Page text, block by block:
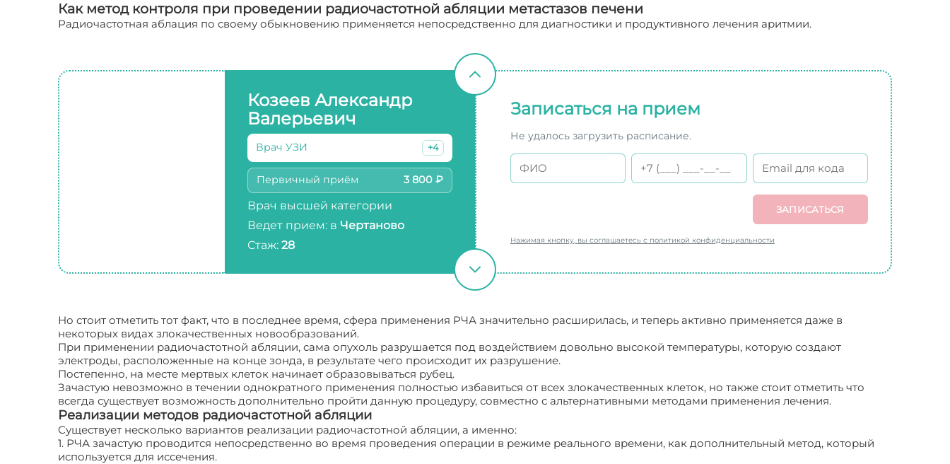
Как метод контроля при проведении радиочастотной абляции метастазов печени
Радиочастотная аблация по своему обыкновению применяется непосредственно для диагностики и продуктивного лечения аритмии.
Козеев Александр
Валерьевич
Врач УЗИ +4
Первичный приём 3 800 ₽
Врач высшей категории
Ведет прием: в Чертаново
Стаж: 28
Записаться на прием
Не удалось загрузить расписание.
ЗАПИСАТЬСЯ
Нажимая кнопку, вы соглашаетесь с политикой конфиденциальности
Но стоит отметить тот факт, что в последнее время, сфера применения РЧА значительно расширилась, и теперь активно применяется даже в
некоторых видах злокачественных новообразований.
При применении радиочастотной абляции, сама опухоль разрушается под воздействием довольно высокой температуры, которую создают
электроды, расположенные на конце зонда, в результате чего происходит их разрушение.
Постепенно, на месте мертвых клеток начинает образовываться рубец.
Зачастую невозможно в течении однократного применения полностью избавиться от всех злокачественных клеток, но также стоит отметить что
всегда существует возможность дополнительно пройти данную процедуру, совместно с альтернативными методами применения лечения.
Реализации методов радиочастотной абляции
Существует несколько вариантов реализации радиочастотной абляции, а именно:
1. РЧА зачастую проводится непосредственно во время проведения операции в режиме реального времени, как дополнительный метод, который
используется для иссечения.